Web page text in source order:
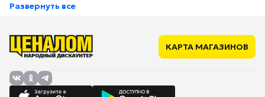
Дополнительный цвет
Угловой разъем
Съемный магнитный
разъем
подсветка
Поддержка быстрой
есть
Развернуть все
КАРТА МАГАЗИНОВ